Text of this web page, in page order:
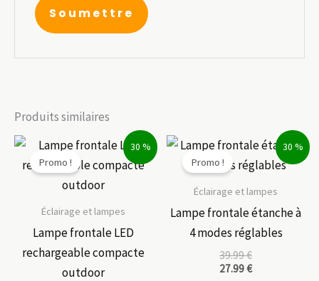
Produits similaires
30 %
Promo !
Éclairage et lampes
Lampe frontale LED
rechargeable compacte
outdoor
30 %
Promo !
Éclairage et lampes
Lampe frontale étanche à
4 modes réglables
39.99€
27.99€